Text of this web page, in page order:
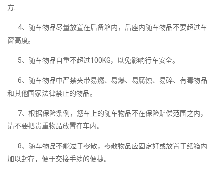
方.
4、随车物品尽量放置在后备箱内，后座内随车物品不要超过车
窗高度。
5、随车物品自重不超过100KG，以免影响行车安全。
6、随车物品中严禁夹带易燃、易爆、易腐蚀、易碎、有毒物品
和其他国家法律禁止的物品。
7、根据保险条例，您车上的随车物品不在保险赔偿范围之内，
请不要把贵重物品放置在车内。
8、随车物品不能过于零散，零散物品应固定好或放置于纸箱内
加以封存，便于交接手续的便捷。